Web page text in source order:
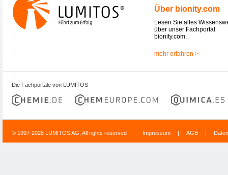
Über bionity.com
Lesen Sie alles
über unser Fachportal
bionity.com.
mehr erfahren >
Die Fachportale von LUMITOS
© 1997-2026 LUMITOS AG, All rights reserved Impressum | AGB |